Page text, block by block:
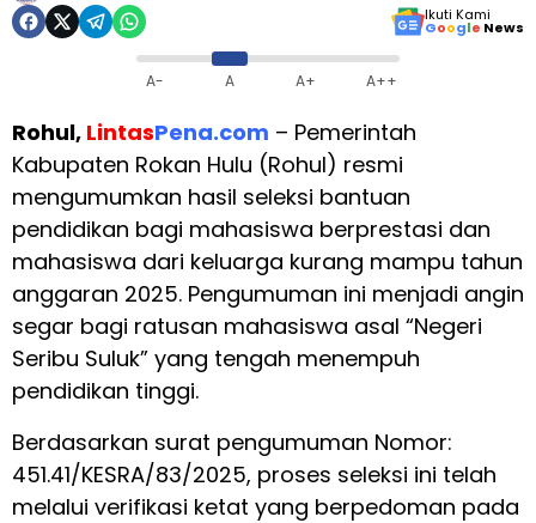
Ikuti Kami
Google News
A- A A+ A++
Rohul, LintasPena.com – Pemerintah
Kabupaten Rokan Hulu (Rohul) resmi
mengumumkan hasil seleksi bantuan
pendidikan bagi mahasiswa berprestasi dan
mahasiswa dari keluarga kurang mampu tahun
anggaran 2025. Pengumuman ini menjadi angin
segar bagi ratusan mahasiswa asal “Negeri
Seribu Suluk” yang tengah menempuh
pendidikan tinggi.
Berdasarkan surat pengumuman Nomor:
451.41/KESRA/83/2025, proses seleksi ini telah
melalui verifikasi ketat yang berpedoman pada